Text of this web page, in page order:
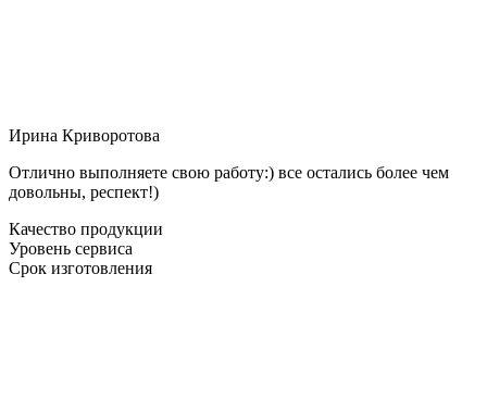
Ирина Криворотова
Отлично выполняете свою работу:) все остались более чем
довольны, респект!)
Качество продукции
Уровень сервиса
Срок изготовления